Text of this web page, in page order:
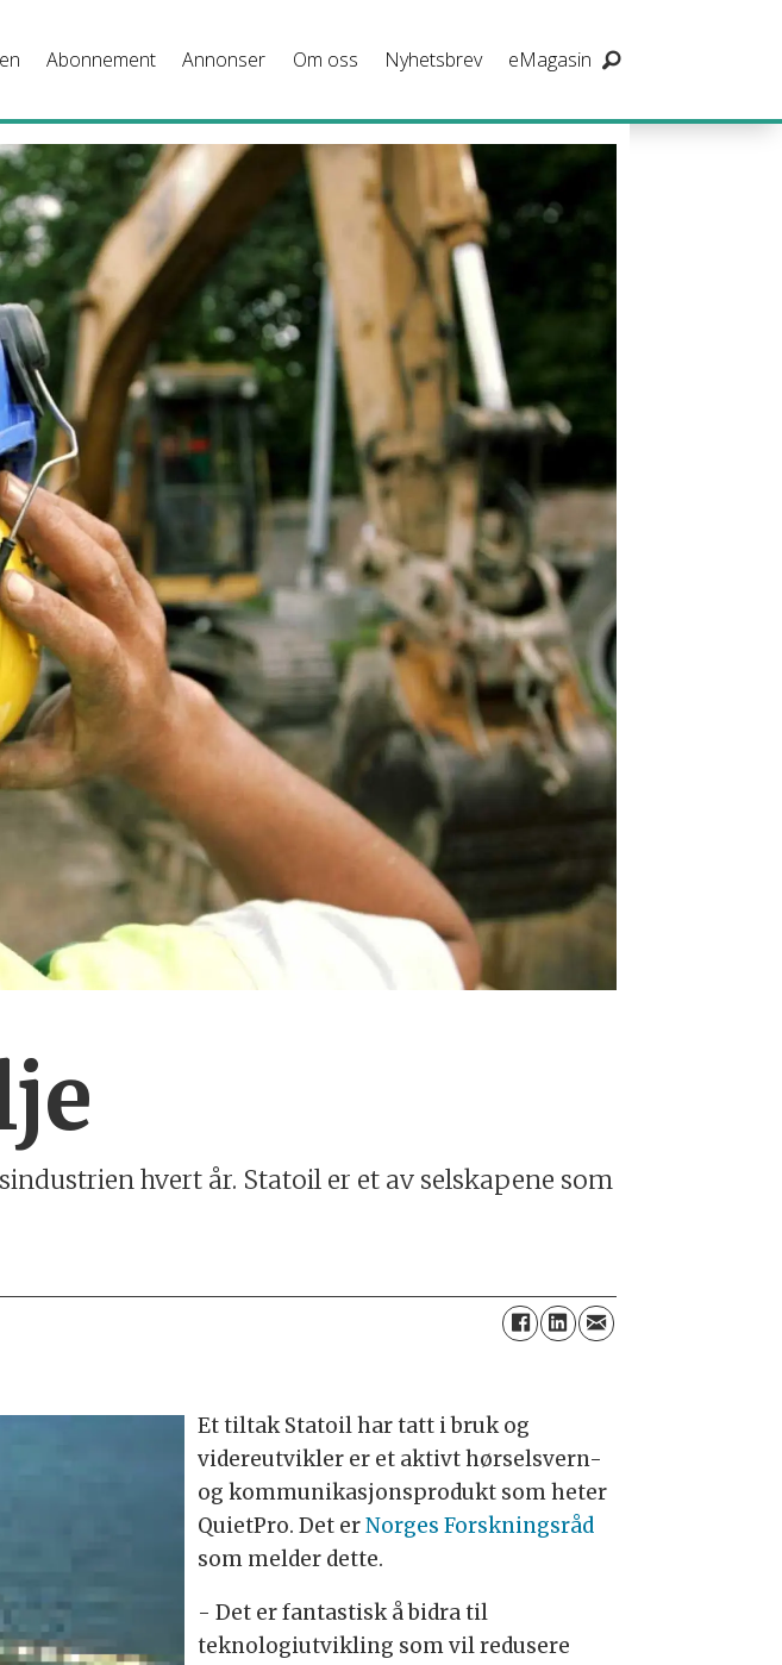
Abonnement Annonser Om oss Nyhetsbrev eMagasin
hvert år. Statoil er et av sel­skapene som
Et tiltak Statoil har tatt i bruk og
videreutvikler er et aktivt hørselsvern-
og kommunikasjonsprodukt som heter
QuietPro. Det erNorges Forskningsråd
som melder dette.
- Det er fantastisk å bidra til
teknologiutvikling som vil redusere